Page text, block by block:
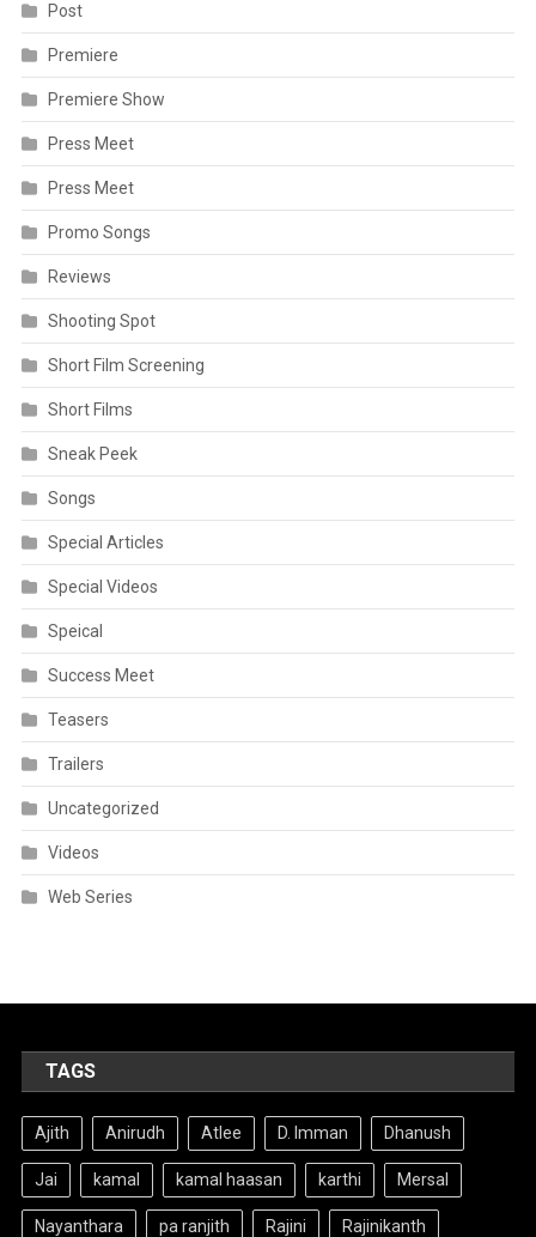
Post
Premiere
Premiere Show
Press Meet
Press Meet
Promo Songs
Reviews
Shooting Spot
Short Film Screening
Short Films
Sneak Peek
Songs
Special Articles
Special Videos
Speical
Success Meet
Teasers
Trailers
Uncategorized
Videos
Web Series
TAGS
Ajith Anirudh Atlee D. Imman Dhanush
Jai kamal kamal haasan karthi Mersal
Nayanthara pa ranjith Rajini Rajinikanth